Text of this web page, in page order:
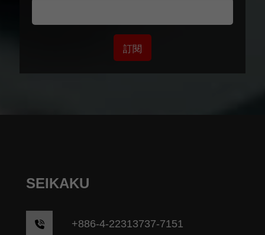
訂閱
SEIKAKU
+886-4-22313737-7151